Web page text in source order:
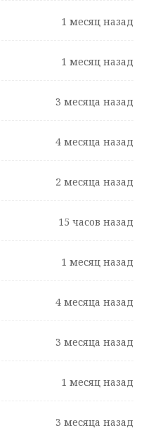
1 месяц назад
1 месяц назад
3 месяца назад
4 месяца назад
2 месяца назад
15 часов назад
1 месяц назад
4 месяца назад
3 месяца назад
1 месяц назад
3 месяца назад